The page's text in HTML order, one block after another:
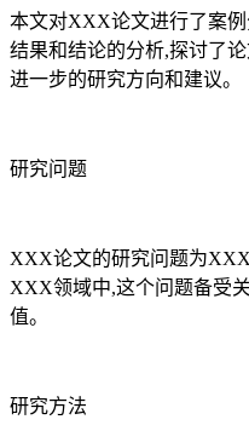
本文对XXX论文进行了案例
结果和结论的分析,探讨了
进一步的研究方向和建议。
研究问题
XXX论文的研究问题为
XXX领域中,这个问题备受
值。
研究方法